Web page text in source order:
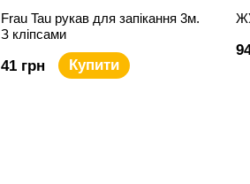
Frau Tau рукав для запікання 3м.
З кліпсами
41 грн Купити